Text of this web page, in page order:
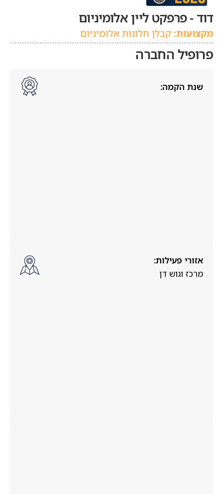
דוד - פרפקט ליין אלומיניום
מקצועות: קבלן חלונות אלומיניום
פרופיל החברה
שנת הקמה:
אזורי פעילות:
מרכז וגוש דן